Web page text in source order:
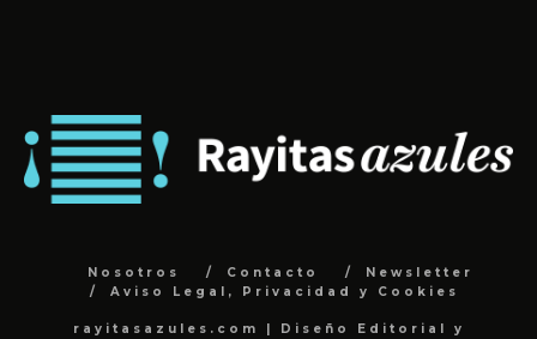
Nosotros Contacto
Newsletter
Aviso Legal, Privacidad y Cookies
rayitasazules.com | Diseño Editorial y